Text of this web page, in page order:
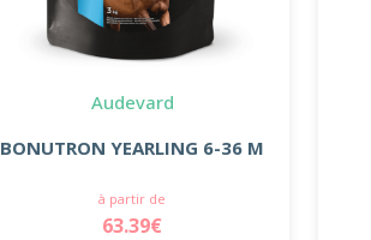
Audevard
BONUTRON YEARLING 6-36 M
à partir de
63.39€